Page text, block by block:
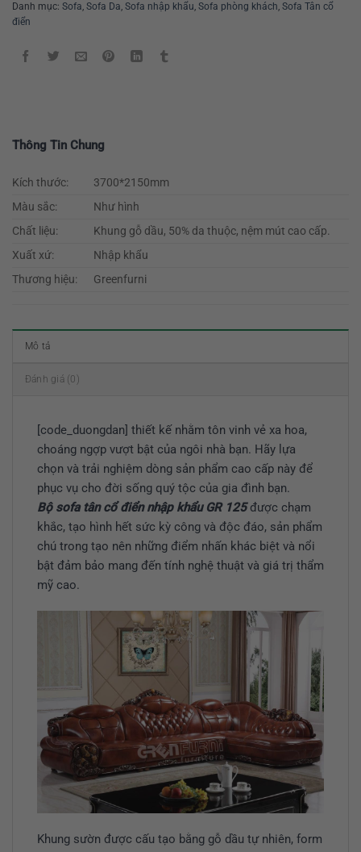
Danh mục: Sofa, Sofa Da, Sofa nhập khẩu, Sofa phòng khách, Sofa Tân cổ
điển
Thông Tin Chung
Kích thước:
3700*2150mm
Màu sắc:
Như hình
Chất liệu:
Khung gỗ dầu, 50% da thuộc, nệm mút cao cấp.
Xuất xứ:
Nhập khẩu
Thương hiệu:
Greenfurni
Mô tả
Đánh giá (0)
[code_duongdan] thiết kế nhằm tôn vinh vẻ xa hoa,
choáng ngợp vượt bật của ngôi nhà bạn. Hãy lựa
chọn và trải nghiệm dòng sản phẩm cao cấp này để
phục vụ cho đời sống quý tộc của gia đình bạn.
Bộ sofa tân cổ điển nhập khẩu GR 125được chạm
khắc, tạo hình hết sức kỳ công và độc đáo, sản phẩm
chú trong tạo nên những điểm nhấn khác biệt và nổi
bật đảm bảo mang đến tính nghệ thuật và giá trị thẩm
mỹ cao.
Khung sườn được cấu tạo bằng gỗ dầu tự nhiên, form